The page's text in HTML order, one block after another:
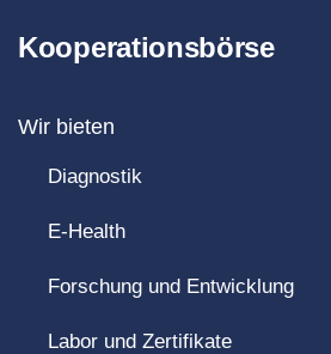
Kooperationsbörse
Wir bieten
Diagnostik
E-Health
Forschung und Entwicklung
Labor und Zertifikate